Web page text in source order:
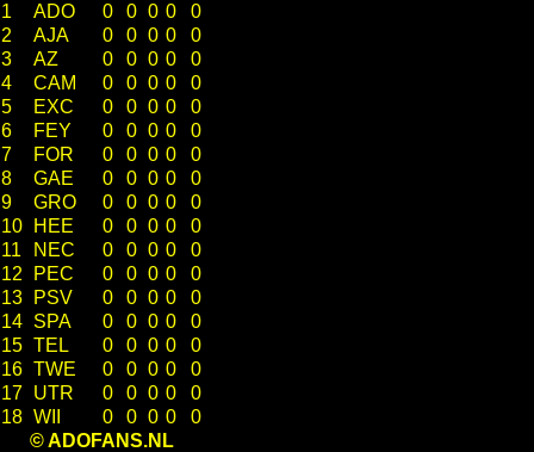
1
ADO 0 0 0 0
0
2
AJA 0 0 0 0
0
3
AZ 0 0 0 0
0
4
CAM 0 0 0 0
0
5
EXC 0 0 0 0
0
6
FEY 0 0 0 0
0
7
FOR 0 0 0 0
0
8
GAE 0 0 0 0
0
9
GRO 0 0 0 0
0
10
HEE 0 0 0 0
0
11
NEC 0 0 0 0
0
12
PEC 0 0 0 0
0
13
PSV 0 0 0 0
0
14 SPA 0 0 0 0
0
15 TEL 0 0 0 0
0
16 TWE 0 0 0 0
0
17 UTR 0 0 0 0
0
18 WII 0 0 0 0
0
© ADOFANS.NL